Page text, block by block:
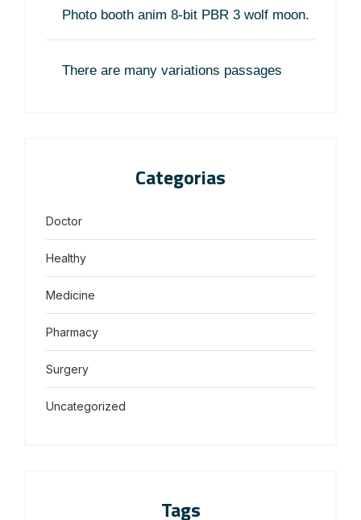
Photo booth anim 8-bit PBR 3 wolf moon.
There are many variations passages
Categorias
Doctor
Healthy
Medicine
Pharmacy
Surgery
Uncategorized
Tags